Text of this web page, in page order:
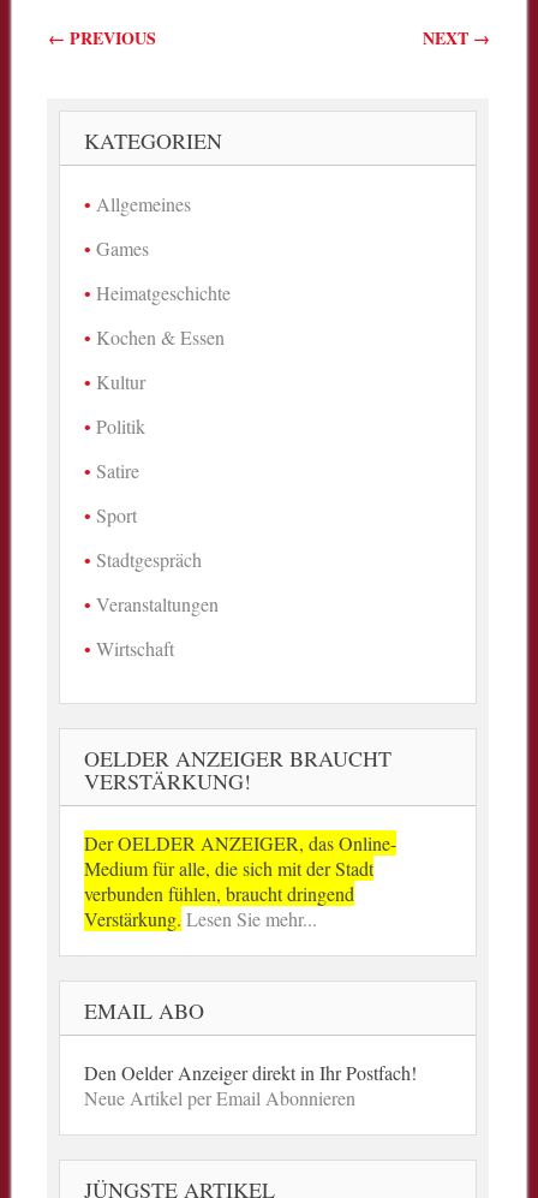
Beitragsnavigation
← PREVIOUS NEXT →
KATEGORIEN
Allgemeines
Games
Heimatgeschichte
Kochen & Essen
Kultur
Politik
Satire
Sport
Stadtgespräch
Veranstaltungen
Wirtschaft
OELDER ANZEIGER BRAUCHT
VERSTÄRKUNG!
Der OELDER ANZEIGER, das Online-
Medium für alle, die sich mit der Stadt
verbunden fühlen, braucht dringend
Verstärkung. Lesen Sie mehr...
EMAIL ABO
Den Oelder Anzeiger direkt in Ihr Postfach!
Neue Artikel per Email Abonnieren
JÜNGSTE ARTIKEL